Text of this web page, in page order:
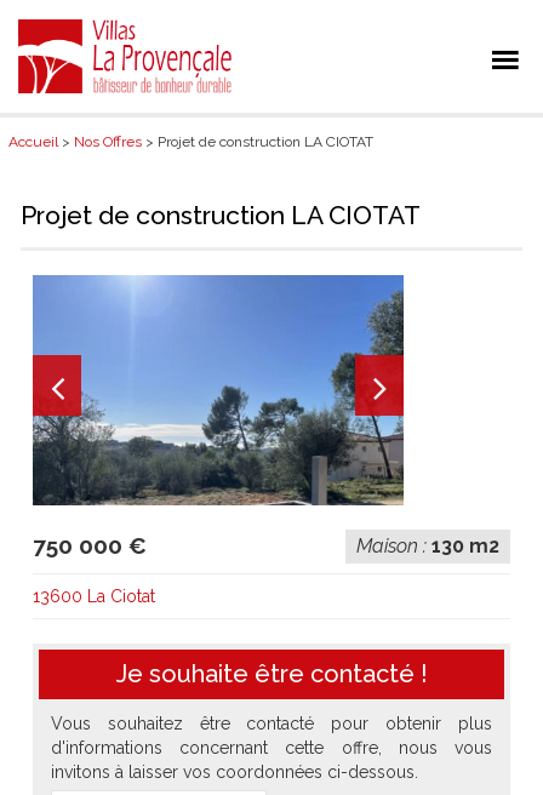
Accueil> Nos Offres > Projet de construction LA CIOTAT
Projet de construction LA CIOTAT
750 000 € Maison : 130 m2
13600 La Ciotat
Je souhaite être contacté !
Vous souhaitez être contacté pour obtenir plus
d'informations concernant cette offre, nous vous
invitons à laisser vos coordonnées ci-dessous.